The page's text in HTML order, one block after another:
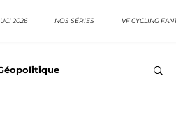
2026 NOS SÉRIES VF CYCLING